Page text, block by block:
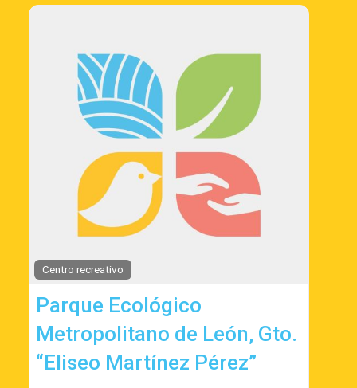
Centro recreativo
Parque Ecológico
Metropolitano de León, Gto.
“Eliseo Martínez Pérez”